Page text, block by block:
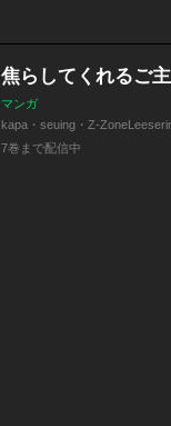
マンガ
kapa・seuing・Z-
7巻まで配信中